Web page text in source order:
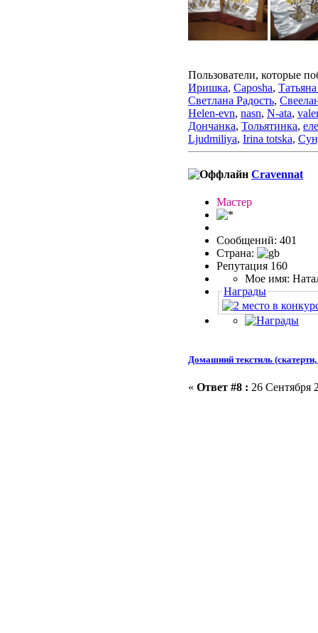
Пользователи, которые
Иришка, Caposha,
Светлана Радость,
Helen-evn, nasn, N-ata,
Дончанка, Тольятинка,
Ljudmiliya, Irina totska,
Cravennat
Мастер
Сообщений: 401
Страна:
Репутация 160
Мое имя:
Награды
Домашний текстиль
« Ответ #8 : 26 Сентября